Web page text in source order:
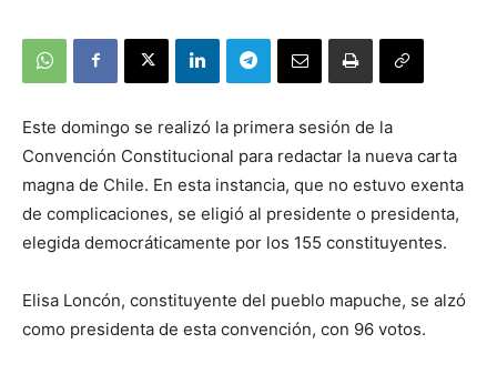
Este domingo se realizó la primera sesión de la
Convención Constitucional para redactar la nueva carta
magna de Chile. En esta instancia, que no estuvo exenta
de complicaciones, se eligió al presidente o presidenta,
elegida democráticamente por los 155 constituyentes.
Elisa Loncón, constituyente del pueblo mapuche, se alzó
como presidenta de esta convención, con 96 votos.